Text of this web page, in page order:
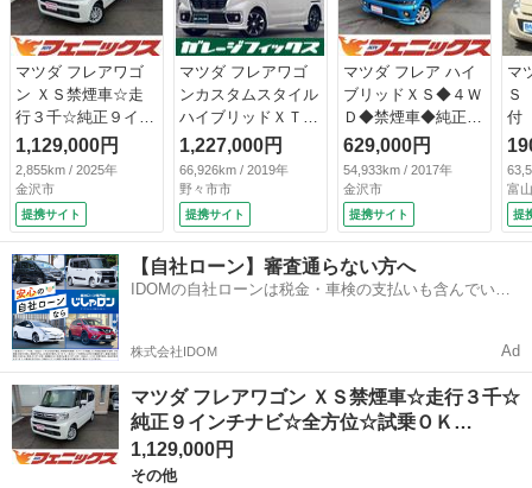
マツダ フレアワゴ
ン ＸＳ禁煙車☆走
行３千☆純正９イン
チナビ☆全方位☆試
乗ＯＫ 禁煙車☆走
行３千☆デュアルセ
ンサーブレーキ２☆
コーナーソナー☆純
正９インチコネクト
ナビ☆フルセグ☆Ｂ
ＬＵＥＴＯＯＴＨ
☆☆全方位モニター
☆前後ドラレコ☆Ｗ
パワスラドア☆Ｗシ
ートヒーター☆社外
アルミ （検10.7）
1,129,000円
2,855km / 2025年
金沢市
提携サイト
マツダ フレアワゴ
ンカスタムスタイル
ハイブリッドＸＴ
４ＷＤ ドライブレ
コーダー ＥＴＣ
全周囲カメラ 両側
電動スライドドア
ナビ ＴＶ クリア
ランスソナー オー
トクルーズコントロ
ール レーンアシス
ステム ＬＥＤヘッ
備付）
1,227,000円
66,926km / 2019年
野々市市
提携サイト
マツダ フレア ハイ
ブリッドＸＳ◆４Ｗ
Ｄ◆禁煙車◆純正Ｓ
Ｄナビ◆試乗ＯＫ
◆ ◆４ＷＤ◆禁煙
車◆純正ＳＤナビ◆
ＴＶ◆バックカメラ
◆ＥＴＣ◆ＬＥＤヘ
ッドランプ◆Ｗシー
トヒーター◆ドライ
ブレコーダー◆スマ
トハイビーム◆
（検10.2）
629,000円
54,933km / 2017年
金沢市
提携サイト
マ
Ｓ
付
ー
エ
テ
ウ
ア
付
富
提
【自社ローン】審査通らない方へ
IDOMの自社ローンは税金・車検の支払いも含んでいる
株式会社IDOM Ad
マツダ フレアワゴン ＸＳ禁煙車☆走行３千☆
純正９インチナビ☆全方位☆試乗ＯＫ…
1,129,000円
その他